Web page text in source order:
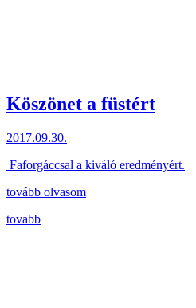
Köszönet a füstért
2017.09.30.
Faforgáccsal a kiváló eredményért.
tovább olvasom
tovabb